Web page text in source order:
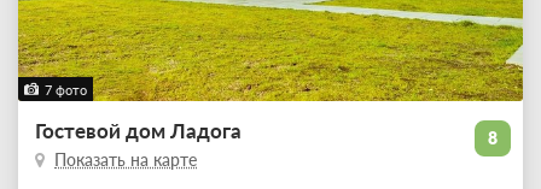
7 фото
8
Гостевой дом Ладога
Показать на карте